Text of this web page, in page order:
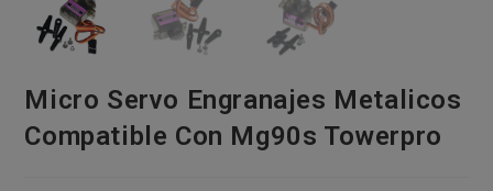
Micro Servo Engranajes Metalicos
Compatible Con Mg90s Towerpro